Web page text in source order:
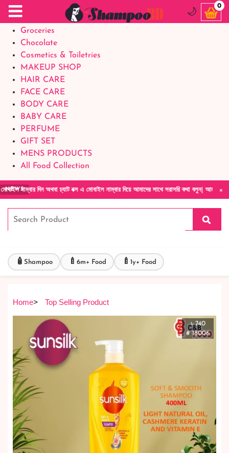
Food Supplements
Baby Foods
Groceries
Chocolate
Cosmetics & Toiletries
MAKEUP SHOP
HAIR CARE
FACE CARE
BODY CARE
BABY CARE
PERFUME
GIFT SET
MENS PRODUCTS
All Food Collection
×
NEWS
অথবা চ্যাট বক্স এ মোবাইল নাম্বার দিয়ে আমাদের সাথে সরাসরি কথা বলুন| আমাদের যেকোনো
🌙
0
🧴 Shampoo 🍼 6m+ Food 🍼 1y+ Food
Home> Top Selling Product
৳ 740
# 18006